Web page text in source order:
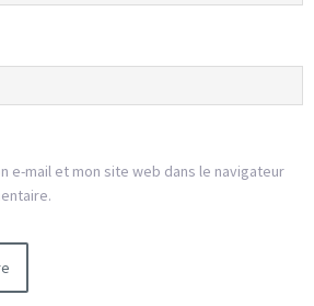
e-mail et mon site web dans le navigateur